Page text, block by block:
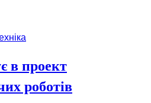
в проект
роботів